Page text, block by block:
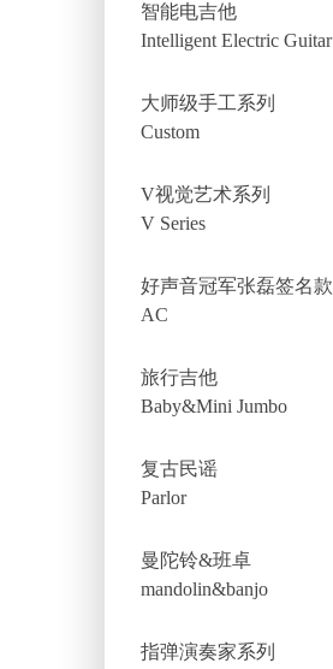
智能电吉他
Intelligent Electric Guitar
大师级手工系列
Custom
V视觉艺术系列
V Series
好声音冠军张磊签名款
AC
旅行吉他
Baby&Mini Jumbo
复古民谣
Parlor
曼陀铃&班卓
mandolin&banjo
指弹演奏家系列